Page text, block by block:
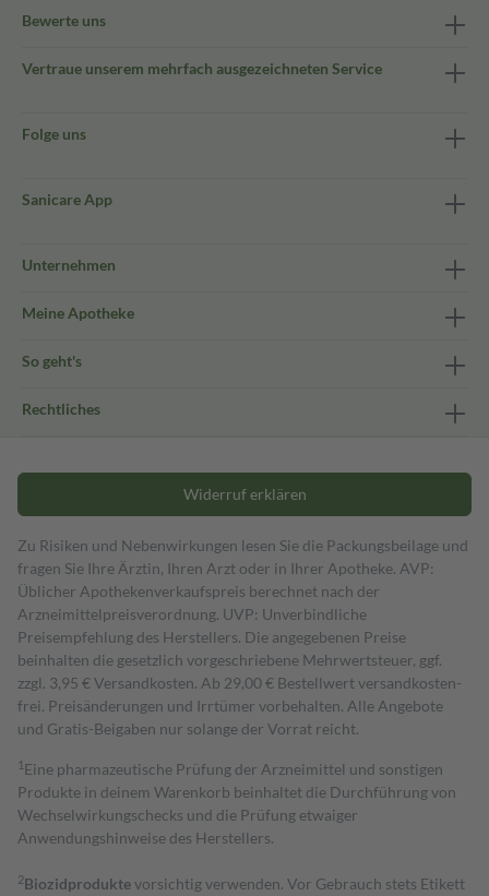
Bewerte uns
Vertraue unserem mehrfach ausgezeichneten Service
Folge uns
Sanicare App
Unternehmen
Meine Apotheke
So geht's
Rechtliches
Widerruf erklären
Zu Risiken und Nebenwirkungen lesen Sie die Packungsbeilage und
fragen Sie Ihre Ärztin, Ihren Arzt oder in Ihrer Apotheke. AVP:
Üblicher Apothekenverkaufspreis berechnet nach der
Arzneimittelpreisverordnung. UVP: Unverbindliche
Preisempfehlung des Herstellers. Die angegebenen Preise
beinhalten die gesetzlich vorgeschriebene Mehrwertsteuer, ggf.
zzgl. 3,95 € Versandkosten. Ab 29,00 € Bestell­wert versand­kosten­
frei. Preisänderungen und Irrtümer vorbehalten. Alle Angebote
und Gratis-Beigaben nur solange der Vorrat reicht.
1 Eine pharmazeutische Prüfung der Arzneimittel und sonstigen
Produkte in deinem Warenkorb beinhaltet die Durchführung von
Wechselwirkungschecks und die Prüfung etwaiger
Anwendungshinweise des Herstellers.
2Biozidproduktevorsichtig verwenden. Vor Gebrauch stets Etikett